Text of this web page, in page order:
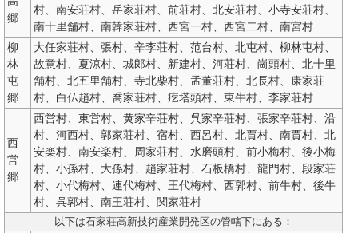
郷
村、南安荘村、岳家荘村、前荘村、北安荘村、小寺安荘村、
南十里舗村、南韓家荘村、西宮一村、西宮二村、南宮村
柳
林
屯
郷
大任家荘村、張村、辛李荘村、范台村、北屯村、柳林屯村、
故意村、夏涼村、城郎村、新建村、河荘村、崗頭村、北十里
舗村、北五里舗村、寺北柴村、孟董荘村、北長村、康家荘
村、白仏趙村、喬家荘村、疙塔頭村、東牛村、李家荘村
西
営
郷
西営村、東営村、黄家辛荘村、呉家辛荘村、張家辛荘村、沿
村、河西村、郭家荘村、宿村、西呂村、北賈村、南賈村、北
安楽村、南安楽村、周家荘村、水磨頭村、前小梅村、後小梅
村、小孫村、大孫村、趙家荘村、石板橋村、龍門村、段家荘
村、小代梅村、連代梅村、王代梅村、西郭村、前牛村、後牛
村、呉郭村、南王荘村、関家荘村
以下は石家荘高新技術産業開発区の管轄下にある：